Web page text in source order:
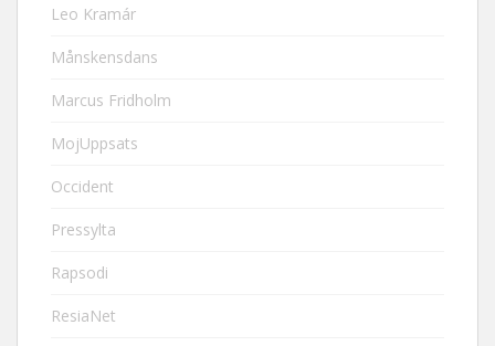
Leo Kramár
Månskensdans
Marcus Fridholm
MojUppsats
Occident
Pressylta
Rapsodi
ResiaNet